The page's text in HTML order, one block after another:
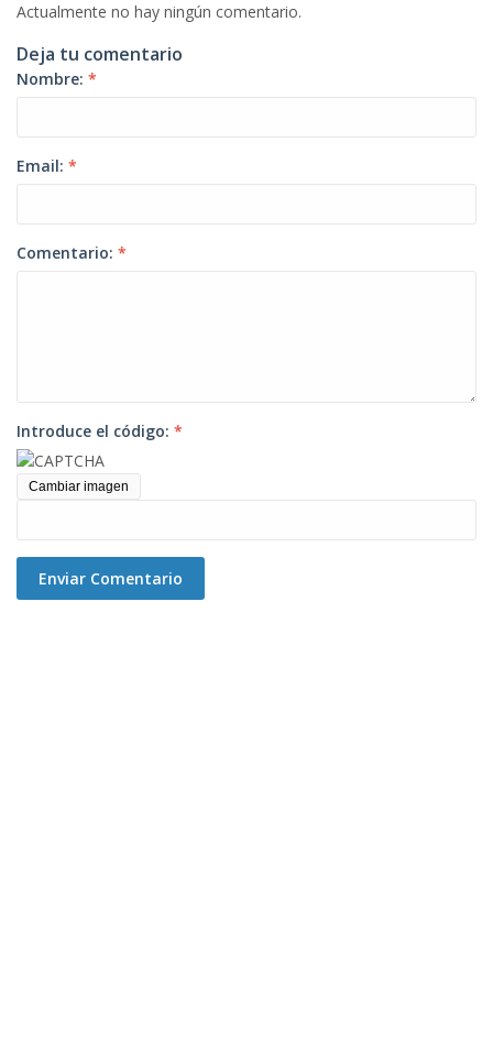
Actualmente no hay ningún comentario.
Deja tu comentario
Nombre: *
Email: *
Comentario: *
Introduce el código: *
Cambiar imagen
Enviar Comentario